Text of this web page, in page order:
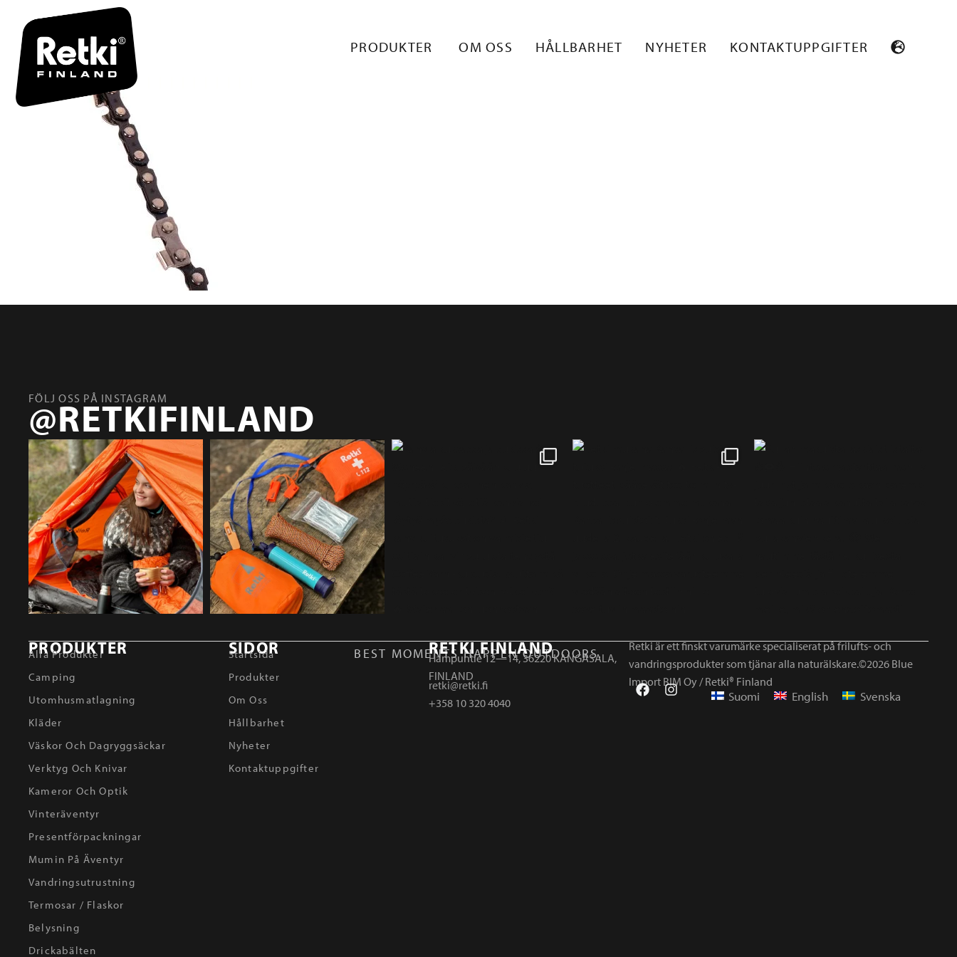
PRODUKTER OM OSS HÅLLBARHET NYHETER KONTAKTUPPGIFTER
KETJUSAHA-TERÄT
FÖLJ OSS PÅ INSTAGRAM
@RETKIFINLAND
BEST MOMENTS HAPPEN OUTDOORS.
PRODUKTER
Alla Produkter
Camping
Utomhusmatlagning
Kläder
Väskor Och Dagryggsäckar
Verktyg Och Knivar
Kameror Och Optik
Vinteräventyr
Presentförpackningar
Mumin På Äventyr
Vandringsutrustning
Termosar / Flaskor
Belysning
Drickabälten
SIDOR
Startsida
Produkter
Om Oss
Hållbarhet
Nyheter
Kontaktuppgifter
RETKI FINLAND
Hampuntie 12—14, 36220 KANGASALA,
FINLAND
retki@retki.fi
+358 10 320 4040
Retki är ett finskt varumärke specialiserat på frilufts- och
vandringsprodukter som tjänar alla naturälskare.©2026 Blue
Import BIM Oy / Retki® Finland
Suomi English Svenska